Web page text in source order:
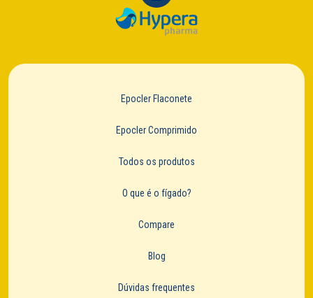
Epocler Flaconete
Epocler Comprimido
Todos os produtos
O que é o fígado?
Compare
Blog
Dúvidas frequentes